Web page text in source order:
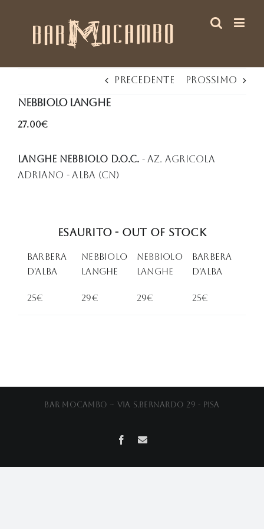
Precedente Prossimo
Nebbiolo Langhe
27.00€
Langhe Nebbiolo D.O.C. - Az. Agricola
Adriano - Alba (CN)
Esaurito - Out of stock
barbera
d'alba
25€
Nebbiolo
Langhe
29€
NEBBIOLO
LANGHE
29€
Barbera
d'Alba
25€
Bar Mocambo ~ Via S.Bernardo 29 - Pisa
Facebook
Email